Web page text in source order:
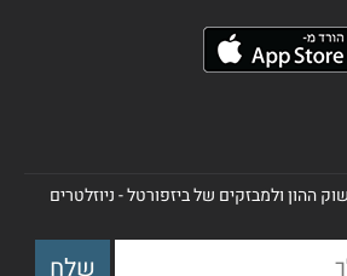
ההון ולמבזקים של ביזפורטל - ניוזלטרים